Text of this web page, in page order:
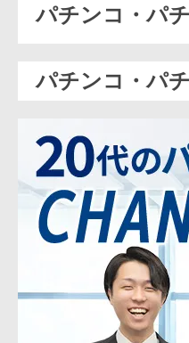
パチンコ・パ
パチンコ・パ